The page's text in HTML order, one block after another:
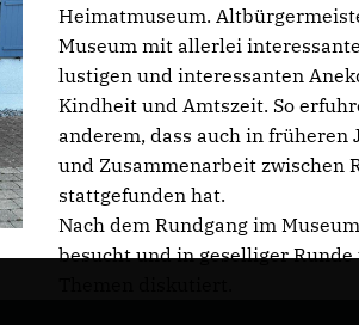
Heimatmuseum.
Museum mit allerlei
lustigen und interessanten
Kindheit und Amtszeit. So
anderem, dass auch in
und Zusammenarbeit zwischen
stattgefunden hat.
Nach dem Rundgang im
besucht und in geselliger